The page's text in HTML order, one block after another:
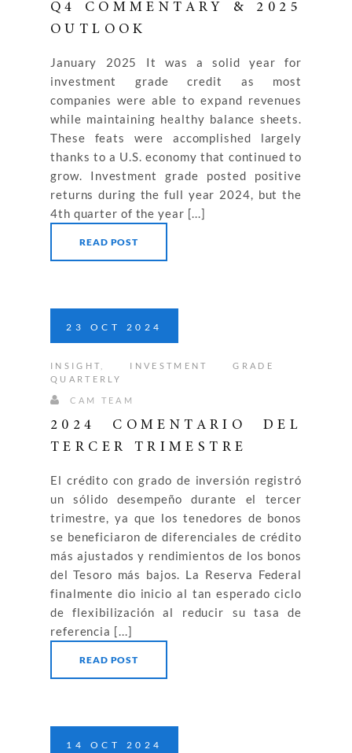
Q4 COMMENTARY & 2025
OUTLOOK
January 2025 It was a solid year for
investment grade credit as most
companies were able to expand revenues
while maintaining healthy balance sheets.
These feats were accomplished largely
thanks to a U.S. economy that continued to
grow. Investment grade posted positive
returns during the full year 2024, but the
4th quarter of the year [...]
READ POST
23 OCT 2024
INSIGHT
INVESTMENT GRADE
QUARTERLY
CAM TEAM
2024 COMENTARIO DEL
TERCER TRIMESTRE
El crédito con grado de inversión registró
un sólido desempeño durante el tercer
trimestre, ya que los tenedores de bonos
se beneficiaron de diferenciales de crédito
más ajustados y rendimientos de los bonos
del Tesoro más bajos. La Reserva Federal
finalmente dio inicio al tan esperado ciclo
de flexibilización al reducir su tasa de
referencia [...]
READ POST
14 OCT 2024